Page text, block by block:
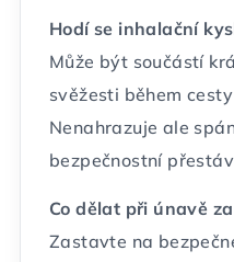
Hodí se inhalační
Může být součástí
svěžesti během
Nenahrazuje ale
bezpečnostní
Co dělat při únavě
Zastavte na